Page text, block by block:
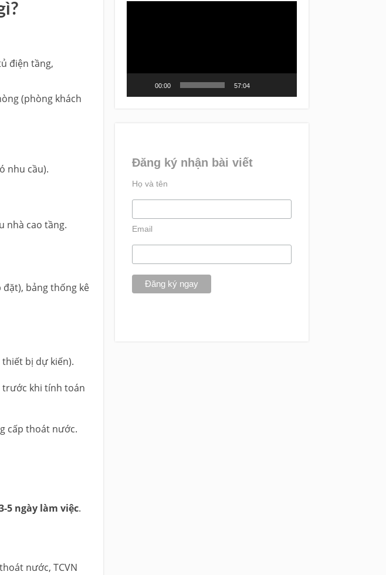
điện tầng,
(phòng khách
nhu cầu).
nhà cao tầng.
đặt), bảng thống kê
bị dự kiến).
trước khi tính toán
cấp thoát nước.
5 ngày làm việc.
nước, TCVN
00:00 57:04
Đăng ký nhận bài viết
Họ và tên
Email